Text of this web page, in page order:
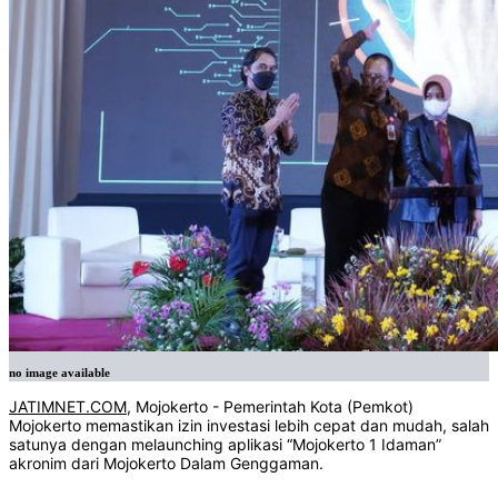
no image available
JATIMNET.COM, Mojokerto - Pemerintah Kota (Pemkot)
Mojokerto memastikan izin investasi lebih cepat dan mudah, salah
satunya dengan melaunching aplikasi “Mojokerto 1 Idaman”
akronim dari Mojokerto Dalam Genggaman.